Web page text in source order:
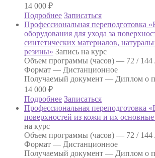
14 000 ₽
Подробнее Записаться
Профессиональная переподготовка
оборудования для ухода за
синтетических материалов,
резины» Запись на курс
Объем программы (часов) — 72 / 144
Формат — Дистанционное
Получаемый документ — Диплом о
14 000 ₽
Подробнее Записаться
Профессиональная переподготовка
поверхностей из кожи и их
на курс
Объем программы (часов) — 72 / 144
Формат — Дистанционное
Получаемый документ — Диплом о